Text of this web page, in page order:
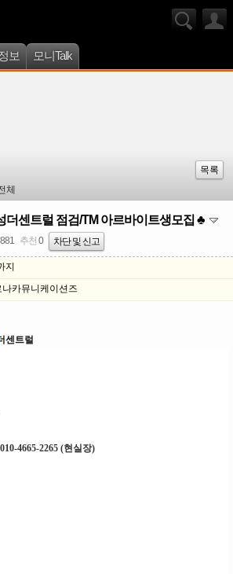
보 모니Talk
목록
체
더센트럴 점검/TM 아르바이트생모집 ♣
추천 0 차단 및 신고
지
카뮤니케이션즈
센트럴
4665-2265 (현실장)